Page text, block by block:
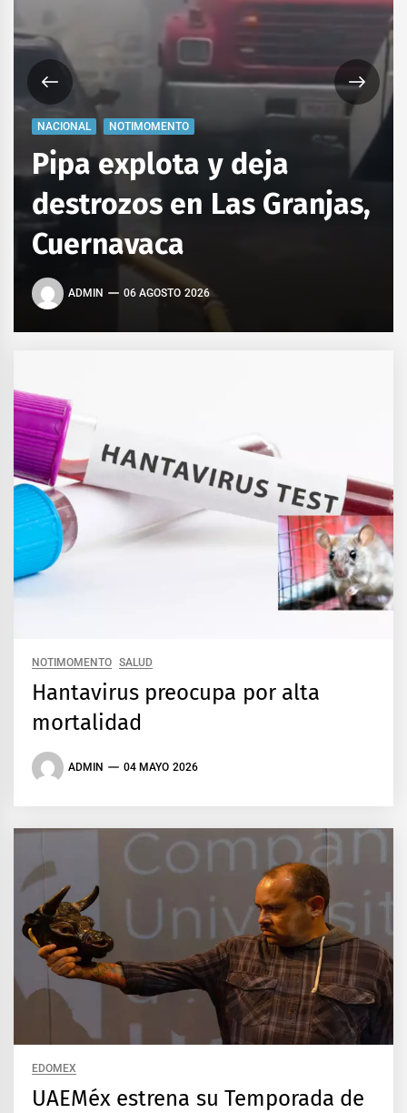
NACIONAL NOTIMOMENTO
Pipa explota y deja
destrozos en Las Granjas,
Cuernavaca
ADMIN 06 AGOSTO 2026
NOTIMOMENTO SALUD
Hantavirus preocupa por alta
mortalidad
ADMIN 04 MAYO 2026
EDOMEX
UAEMéx estrena su Temporada de